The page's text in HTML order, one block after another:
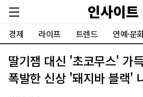
경제 라이프 트렌드 연예·문
딸기잼 대신 '초코무스' 가
폭발한 신상 '돼지바 블랙'